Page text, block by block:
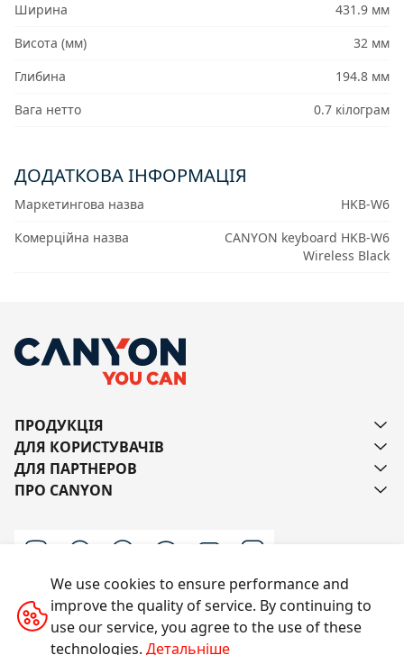
Ширина
431.9 мм
Висота (мм)
32 мм
Глибина
194.8 мм
Вага нетто
0.7 кілограм
ДОДАТКОВА ІНФОРМАЦІЯ
Маркетингова назва
HKB-W6
Комерційна назва
CANYON keyboard HKB-W6
Wireless Black
ПРОДУКЦІЯ
ДЛЯ КОРИСТУВАЧІВ
ДЛЯ ПАРТНЕРОВ
ПРО CANYON
Напишіть нам
We use cookies to ensure performance and
improve the quality of service. By continuing to
use our service, you agree to the use of these
technologies. Детальніше